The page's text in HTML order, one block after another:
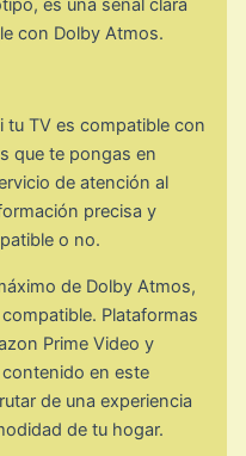
es una señal clara
con Dolby Atmos.
tu TV es compatible con
que te pongas en
de atención al
precisa y
o no.
de Dolby Atmos,
Plataformas
Prime Video y
en este
de una experiencia
de tu hogar.